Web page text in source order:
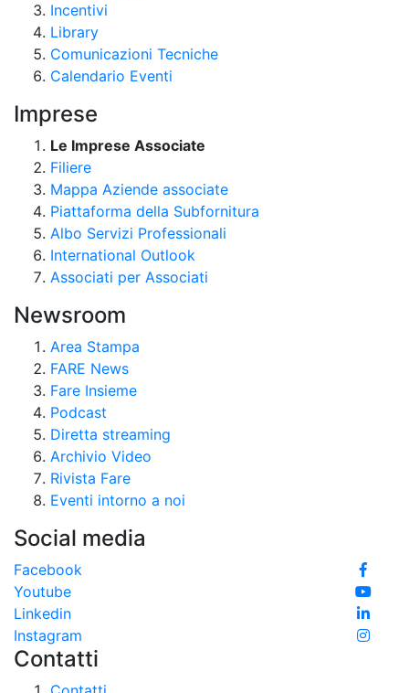
Incentivi
Library
Comunicazioni Tecniche
Calendario Eventi
Imprese
Le Imprese Associate
Filiere
Mappa Aziende associate
Piattaforma della Subfornitura
Albo Servizi Professionali
International Outlook
Associati per Associati
Newsroom
Area Stampa
FARE News
Fare Insieme
Podcast
Diretta streaming
Archivio Video
Rivista Fare
Eventi intorno a noi
Social media
Facebook
Youtube
Linkedin
Instagram
Contatti